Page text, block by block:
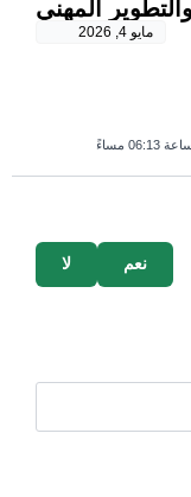
والتطوير المهني
مايو 4, 2026
لا نعم